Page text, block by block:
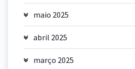
maio 2025
abril 2025
março 2025